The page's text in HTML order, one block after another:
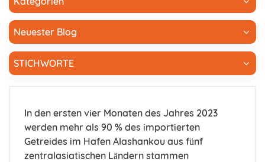
Neuester Blog
STICHWORTE
In den ersten vier Monaten des Jahres 2023
werden mehr als 90 % des importierten
Getreides im Hafen Alashankou aus fünf
zentralasiatischen Ländern stammen